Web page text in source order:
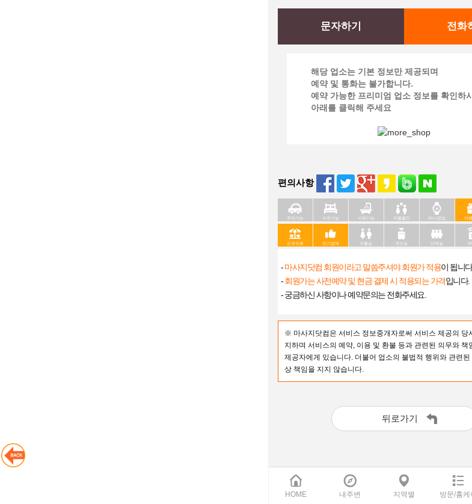
문자하기 전화
해당 업소는 기본 정보만 제공되며
예약 및 통화는 불가합니다.
예약 가능한 프리미엄 업소 정보를 확인하
아래를 클릭해 주세요
편의사항
주차가능 수면가능 샤워가능 커플할인 24시영업 이
신규오픈 인기업체 커플실 개인실 단체실
-마사지닷컴 회원이라고 말씀주셔야 회원가 적용이 됩니
-회원가는 사전예약 및 현금 결제 시 적용되는 가격입니다.
- 궁금하신 사항이나 예약문의는 전화주세요.
※ 마사지닷컴은 서비스 정보중개자로써 서비스 제공의 당
지하며 서비스의 예약, 이용 및 환불 등과 관련된 의무와 책
제공자에게 있습니다. 더불어 업소의 불법적 행위와 관련
상 책임을 지지 않습니다.
뒤로가기
HOME 내주변 지역별 방문/홈케